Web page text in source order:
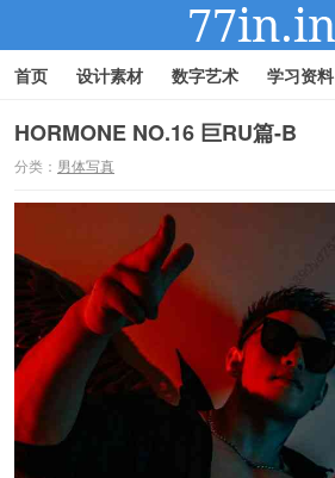
首页 设计素材 数字艺术 学习资料
HORMONE NO.16 巨RU篇-B
分类： 男体写真